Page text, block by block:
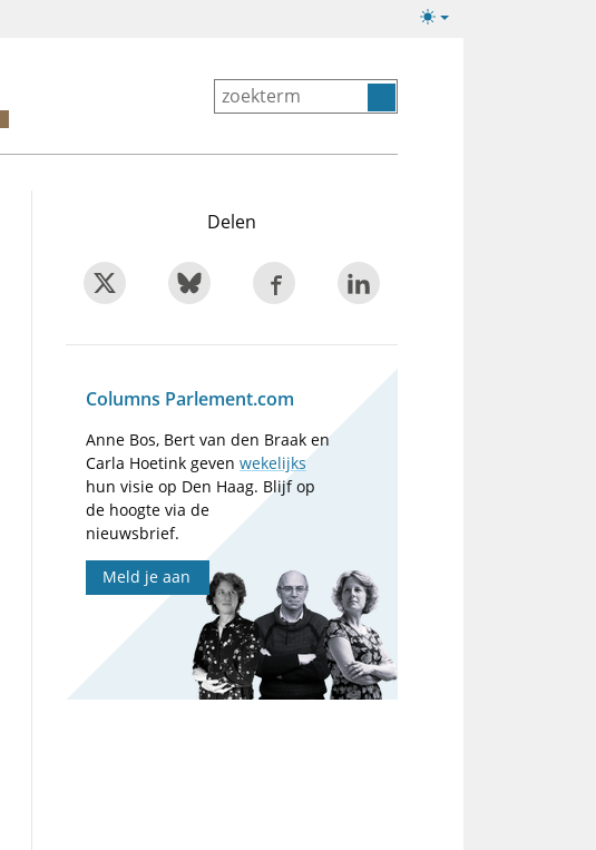
Lichte/donkere
Delen
Columns Parlement.com
Anne Bos, Bert van den Braak en
Carla Hoetink gevenwekelijks
hun visie op Den Haag. Blijf op
de hoogte via de
nieuwsbrief.
Meld je aan